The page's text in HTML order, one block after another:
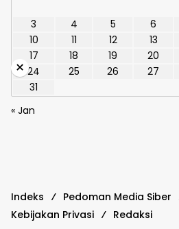
3
4 5 6
10
11 12 13
17
18 19 20
24
25 26 27
31
« Jan
Indeks Pedoman Media Siber
Kebijakan Privasi
Redaksi
×